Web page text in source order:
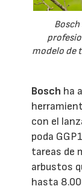
modelo de
Bosch ha
con el
poda
tareas de
arbustos
hasta